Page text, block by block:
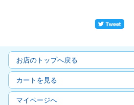
お店のトップへ戻る
カートを見る
マイページへ